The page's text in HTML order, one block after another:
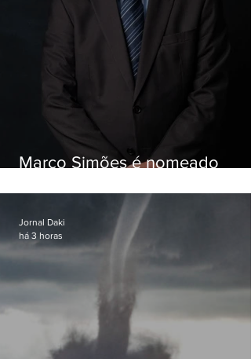
Marco Simões é nomeado
Jornal Daki
há 3 horas